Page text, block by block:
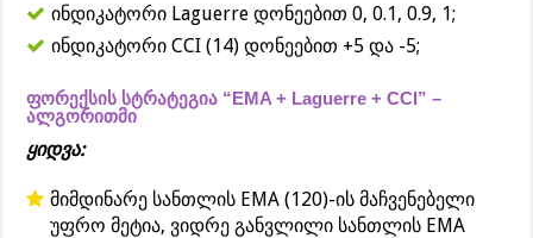
ინდიკატორი Laguerre დონეებით 0, 0.1, 0.9, 1;
ინდიკატორი CCI (14) დონეებით +5 და -5;
ფორექსის სტრატეგია “EMA + Laguerre + CCI” –
ალგორითმი
ყიდვა:
მიმდინარე სანთლის EMA (120)-ის მაჩვენებელი
უფრო მეტია, ვიდრე განვლილი სანთლის EMA